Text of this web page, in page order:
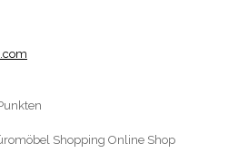
Shopping Online Shop